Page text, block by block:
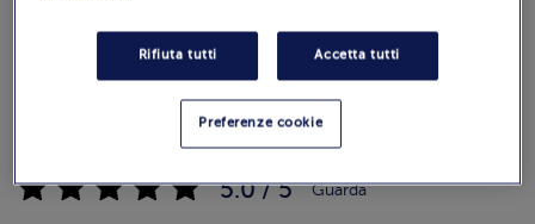
5.0 / 5 Guarda
Rifiuta tutti Accetta tutti
Preferenze cookie